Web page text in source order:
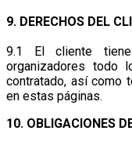
9. DERECHOS DEL
9.1 El cliente
organizadores todo
contratado, así como
en estas páginas.
10. OBLIGACIONES